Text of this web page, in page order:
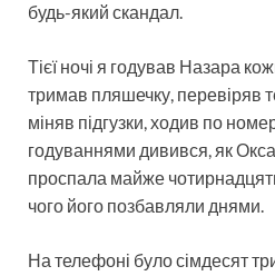
будь-який скандал.
Тієї ночі я годував Назара
тримав пляшечку, перевіряв
міняв підгузки, ходив по
годуваннями дивився, як
проспала майже чотирнадцять
чого його позбавляли днями.
На телефоні було сімдесят